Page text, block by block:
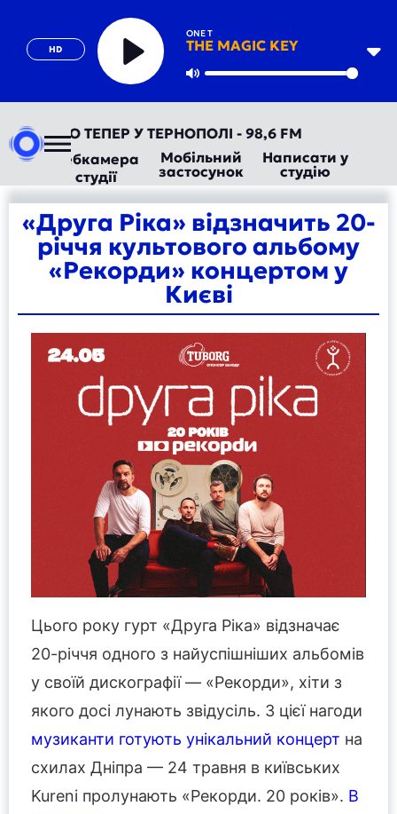
HD
ONE T
THE MAGIC KEY
Play
ТЕПЕР У ТЕРНОПОЛІ - 98,6 FM
Вебкамера
студії
Мобільний
застосунок
Написати у
студію
«Друга Ріка» відзначить 20-
річчя культового альбому
«Рекорди» концертом у
Києві
Цього року гурт «Друга Ріка» відзначає
20-річчя одного з найуспішніших альбомів
у своїй дискографії — «Рекорди», хіти з
якого досі лунають звідусіль. З цієї нагоди
музиканти готують унікальний концерт на
схилах Дніпра — 24 травня в київських
Kureni пролунають «Рекорди. 20 років». В